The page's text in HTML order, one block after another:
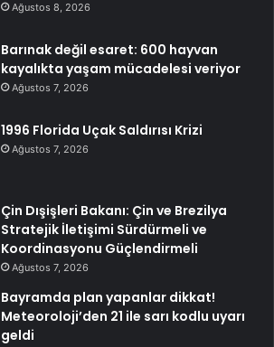
Ağustos 8, 2026
Barınak değil esaret: 600 hayvan
kayalıkta yaşam mücadelesi veriyor
Ağustos 7, 2026
1996 Florida Uçak Saldırısı Krizi
Ağustos 7, 2026
Çin Dışişleri Bakanı: Çin ve Brezilya
Stratejik İletişimi Sürdürmeli ve
Koordinasyonu Güçlendirmeli
Ağustos 7, 2026
Bayramda plan yapanlar dikkat!
Meteoroloji’den 21 ile sarı kodlu uyarı
geldi